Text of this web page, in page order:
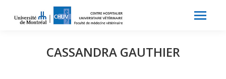
CASSANDRA GAUTHIER